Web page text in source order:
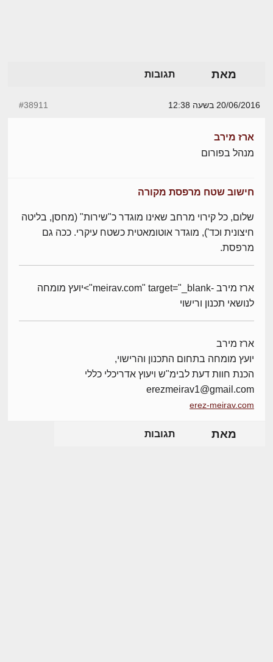
מאת תגובות
20/06/2016 בשעה 12:38 #38911
ארז מירב
מנהל בפורום
חישוב שטח מרפסת מקורה
שלום, כל קירוי מרחב שאינו מוגדר כ"שירות" (מחסן, בליטה
חיצונית וכד'), מוגדר אוטומאטית כשטח עיקרי. ככה גם
מרפסת.
ארז מירב -meirav.com" target="_blank">יועץ מומחה
לנושאי תכנון ורישוי
ארז מירב
יועץ מומחה בתחום התכנון והרישוי,
הכנת חוות דעת לבימ"ש ויעוץ אדריכלי כללי
erezmeirav1@gmail.com
erez-meirav.com
מאת תגובות